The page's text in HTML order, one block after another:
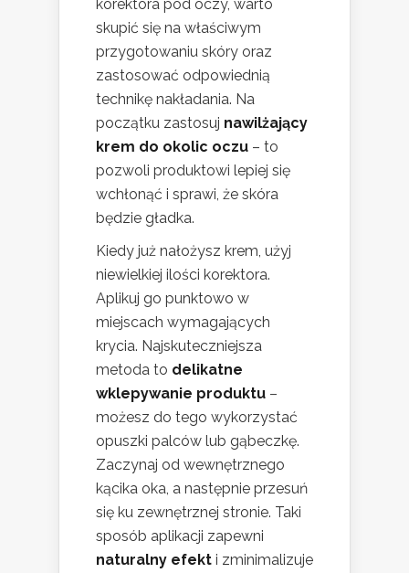
korektora pod oczy, warto
skupić się na właściwym
przygotowaniu skóry oraz
zastosować odpowiednią
technikę nakładania. Na
początku zastosuj nawilżający
krem do okolic oczu – to
pozwoli produktowi lepiej się
wchłonąć i sprawi, że skóra
będzie gładka.
Kiedy już nałożysz krem, użyj
niewielkiej ilości korektora.
Aplikuj go punktowo w
miejscach wymagających
krycia. Najskuteczniejsza
metoda to delikatne
wklepywanie produktu –
możesz do tego wykorzystać
opuszki palców lub gąbeczkę.
Zaczynaj od wewnętrznego
kącika oka, a następnie przesuń
się ku zewnętrznej stronie. Taki
sposób aplikacji zapewni
naturalny efekt i zminimalizuje